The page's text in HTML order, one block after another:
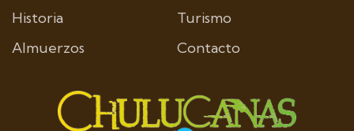
Historia
Turismo
Almuerzos
Contacto